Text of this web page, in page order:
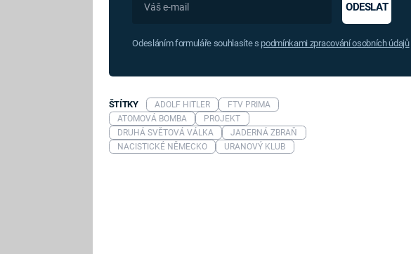
ODESLAT
Odesláním formuláře souhlasíte s podmínkami zpracování osobních údajů
ŠTÍTKY ADOLF HITLER
FTV PRIMA
ATOMOVÁ BOMBA
PROJEKT
DRUHÁ SVĚTOVÁ VÁLKA
JADERNÁ ZBRAŇ
NACISTICKÉ NĚMECKO
URANOVÝ KLUB